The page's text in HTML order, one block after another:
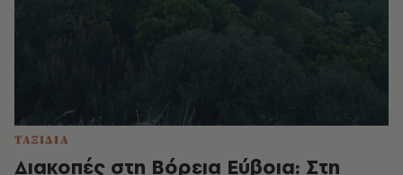
ΤΑΞΙΔΙΑ
Διακοπές στη Βόρεια Εύβοια: Στη